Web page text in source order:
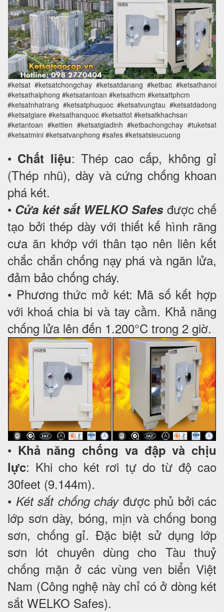
#ketsat #ketsatchongchay #ketsatdanang #ketbac #ketsathanoi
#ketsathaiphong #ketsatantoan #ketsathcm #ketsattphcm
#ketsatnhatrang #ketsatphuquoc #ketsatvungtau #ketsatdadong
#ketsatgiare #ketsathanquoc #ketsattot #ketsatkhachsan
#ketantoan #kettien #ketsatgiadinh #ketbachongchay #tuketsat
#ketsatmini #ketsatvanphong #safes #ketsatsieucuong
• Chất liệu: Thép cao cấp, không gỉ
(Thép nhũ), dày và cứng chống khoan
phá két.
• Cửa két sắt WELKO Safesđược chế
tạo bởi thép dày với thiết kế hình răng
cưa ăn khớp với thân tạo nên liên kết
chắc chắn chống nạy phá và ngăn lửa,
đảm bảo chống cháy.
• Phương thức mở két: Mã số kết hợp
với khoá chia bi và tay cầm. Khả năng
chống lửa lên đến 1.200°C trong 2 giờ.
• Khả năng chống va đập và chịu
lực: Khi cho két rơi tự do từ độ cao
30feet (9.144m).
• Két sắt chống cháyđược phủ bởi các
lớp sơn dày, bóng, mịn và chống bong
sơn, chống gỉ. Đặc biệt sử dụng lớp
sơn lót chuyên dùng cho Tàu thuỷ
chống mặn ở các vùng ven biển Việt
Nam (Công nghệ này chỉ có ở dòng két
sắt WELKO Safes).